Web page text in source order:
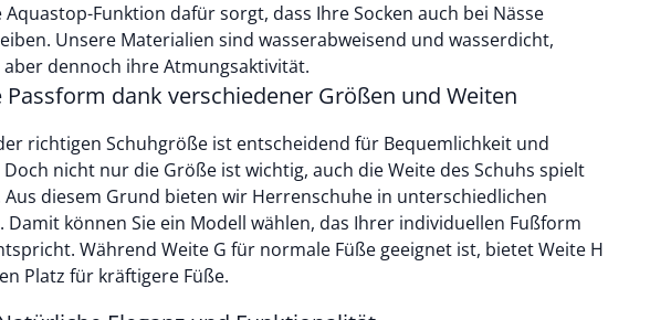
Aquastop-Funktion dafür sorgt, dass Ihre Socken auch bei Nässe
Unsere Materialien sind wasserabweisend und wasserdicht,
dennoch ihre Atmungsaktivität.
Passform dank verschiedener Größen und Weiten
richtigen Schuhgröße ist entscheidend für Bequemlichkeit und
Doch nicht nur die Größe ist wichtig, auch die Weite des Schuhs spielt
Aus diesem Grund bieten wir Herrenschuhe in unterschiedlichen
Damit können Sie ein Modell wählen, das Ihrer individuellen Fußform
Während Weite G für normale Füße geeignet ist, bietet Weite H
Platz für kräftigere Füße.